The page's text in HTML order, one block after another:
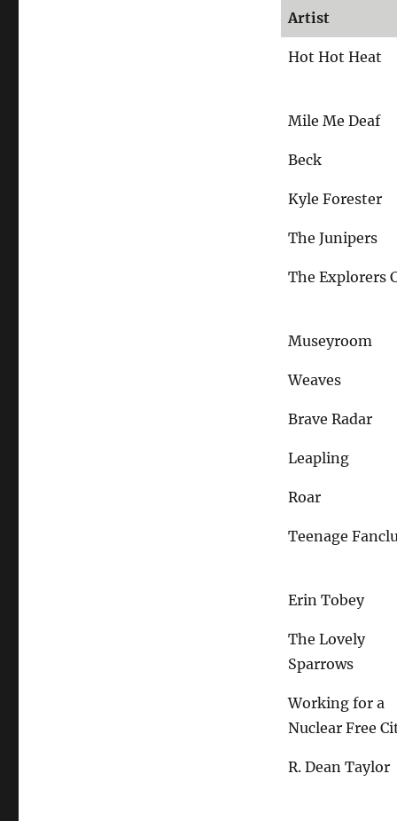
Artist
Hot Hot Heat
Mile Me Deaf
Beck
Kyle Forester
The Junipers
The Explorers
Museyroom
Weaves
Brave Radar
Leapling
Roar
Teenage
Erin Tobey
The Lovely
Sparrows
Working for a
Nuclear Free
R. Dean Taylor